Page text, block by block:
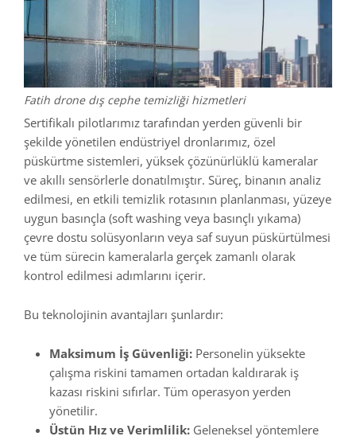
Fatih drone dış cephe temizliği hizmetleri
Sertifikalı pilotlarımız tarafından yerden güvenli bir
şekilde yönetilen endüstriyel dronlarımız, özel
püskürtme sistemleri, yüksek çözünürlüklü kameralar
ve akıllı sensörlerle donatılmıştır. Süreç, binanın analiz
edilmesi, en etkili temizlik rotasının planlanması, yüzeye
uygun basınçla (soft washing veya basınçlı yıkama)
çevre dostu solüsyonların veya saf suyun püskürtülmesi
ve tüm sürecin kameralarla gerçek zamanlı olarak
kontrol edilmesi adımlarını içerir.
Bu teknolojinin avantajları şunlardır:
Maksimum İş Güvenliği: Personelin yüksekte
çalışma riskini tamamen ortadan kaldırarak iş
kazası riskini sıfırlar. Tüm operasyon yerden
yönetilir.
Üstün Hız ve Verimlilik: Geleneksel yöntemlere